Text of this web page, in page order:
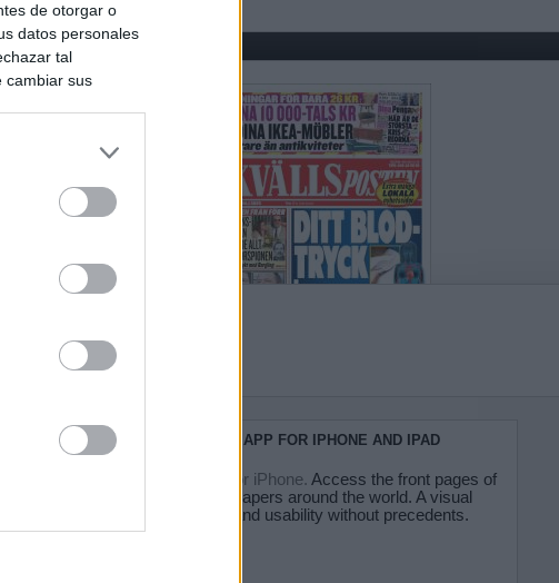
de otorgar o
datos personales
tal
cambiar sus
KIOSKO.NET APP FOR IPHONE AND IPAD
Kiosko.net for iPhone. Access the front pages of
major newspapers around the world. A visual
experience and usability without precedents.